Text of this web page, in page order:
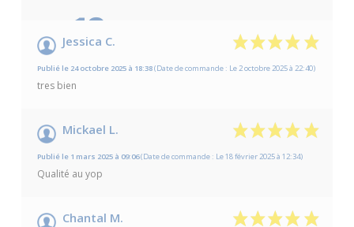
10/10
Basé sur 3 avis
Jessica C.
Publié le 24 octobre 2025 à 18:38(Date de commande : Le 2 octobre 2025 à 22:40)
tres bien
Mickael L.
Publié le 1 mars 2025 à 09:06(Date de commande : Le 18 février 2025 à 12:34)
Qualité au yop
Chantal M.